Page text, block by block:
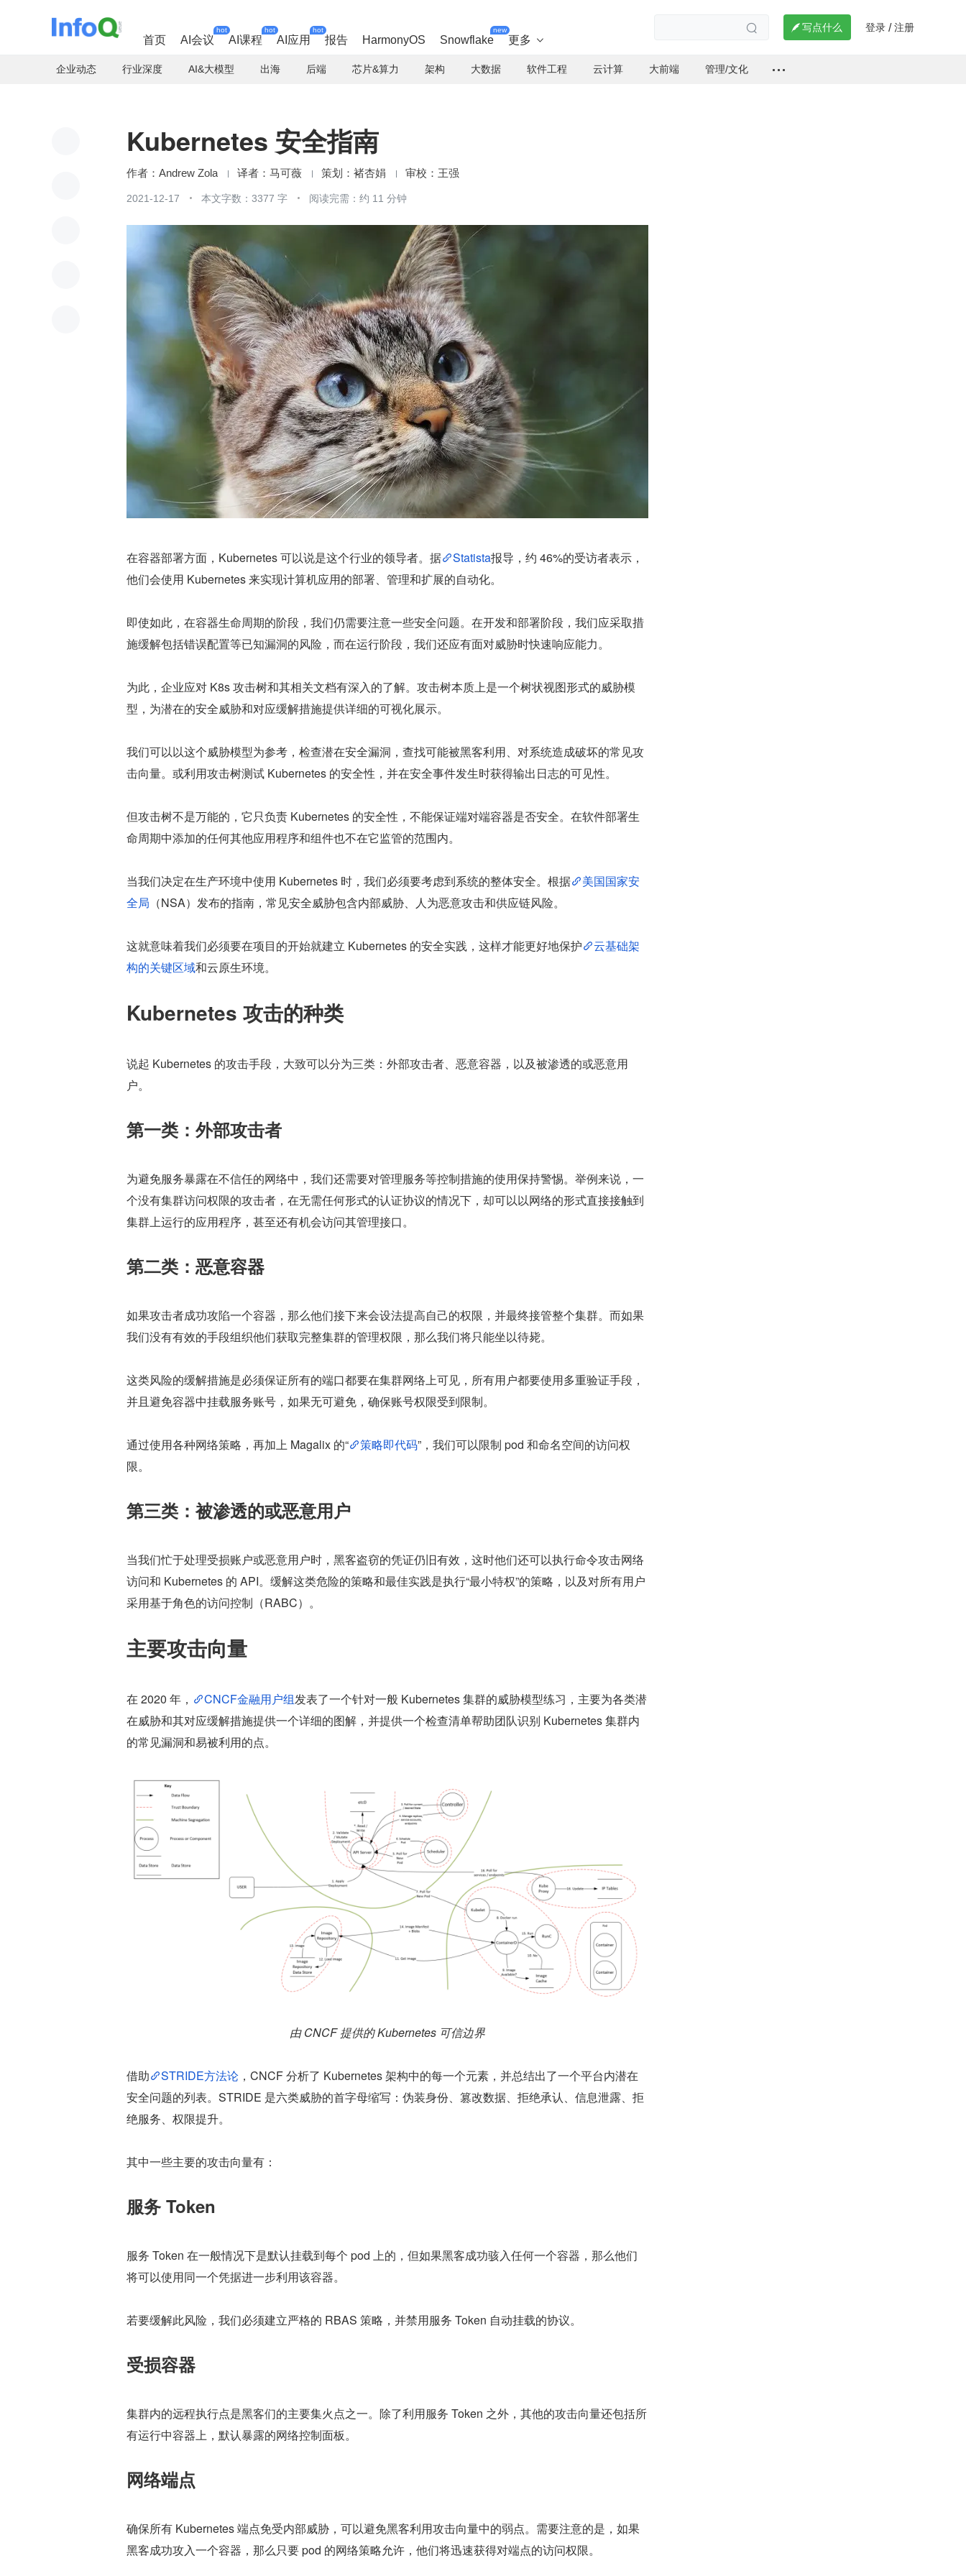
首页 AI会议
hot
AI课程
hot
AI应用
hot
报告 HarmonyOS Snowflake
new
更多 
  写点什么 登录 / 注册
企业动态 行业深度 AI&大模型 出海 后端 芯片&算力 架构 大数据 软件工程 云计算 大前端 管理/文化
Kubernetes 安全指南
Andrew Zola 马可薇 褚杏娟 王强
2021-12-17 本文字数：3377 字 阅读完需：约 11 分钟
在容器部署方面，Kubernetes 可以说是这个行业的领导者。据 Statista报导，约 46%的受访者表示，
他们会使用 Kubernetes 来实现计算机应用的部署、管理和扩展的自动化。
即使如此，在容器生命周期的阶段，我们仍需要注意一些安全问题。在开发和部署阶段，我们应采取措
施缓解包括错误配置等已知漏洞的风险，而在运行阶段，我们还应有面对威胁时快速响应能力。
为此，企业应对 K8s 攻击树和其相关文档有深入的了解。攻击树本质上是一个树状视图形式的威胁模
型，为潜在的安全威胁和对应缓解措施提供详细的可视化展示。
我们可以以这个威胁模型为参考，检查潜在安全漏洞，查找可能被黑客利用、对系统造成破坏的常见攻
击向量。或利用攻击树测试 Kubernetes 的安全性，并在安全事件发生时获得输出日志的可见性。
但攻击树不是万能的，它只负责 Kubernetes 的安全性，不能保证端对端容器是否安全。在软件部署生
命周期中添加的任何其他应用程序和组件也不在它监管的范围内。
当我们决定在生产环境中使用 Kubernetes 时，我们必须要考虑到系统的整体安全。根据
美国国家安
全局 （NSA）发布的指南，常见安全威胁包含内部威胁、人为恶意攻击和供应链风险。
这就意味着我们必须要在项目的开始就建立 Kubernetes 的安全实践，这样才能更好地保护
云基础架
构的关键区域和云原生环境。
Kubernetes 攻击的种类
说起 Kubernetes 的攻击手段，大致可以分为三类：外部攻击者、恶意容器，以及被渗透的或恶意用
户。
第一类：外部攻击者
为避免服务暴露在不信任的网络中，我们还需要对管理服务等控制措施的使用保持警惕。举例来说，一
个没有集群访问权限的攻击者，在无需任何形式的认证协议的情况下，却可以以网络的形式直接接触到
集群上运行的应用程序，甚至还有机会访问其管理接口。
第二类：恶意容器
如果攻击者成功攻陷一个容器，那么他们接下来会设法提高自己的权限，并最终接管整个集群。而如果
我们没有有效的手段组织他们获取完整集群的管理权限，那么我们将只能坐以待毙。
这类风险的缓解措施是必须保证所有的端口都要在集群网络上可见，所有用户都要使用多重验证手段，
并且避免容器中挂载服务账号，如果无可避免，确保账号权限受到限制。
通过使用各种网络策略，再加上 Magalix 的“ 策略即代码”，我们可以限制 pod 和命名空间的访问权
限。
第三类：被渗透的或恶意用户
当我们忙于处理受损账户或恶意用户时，黑客盗窃的凭证仍旧有效，这时他们还可以执行命令攻击网络
访问和 Kubernetes 的 API。缓解这类危险的策略和最佳实践是执行“最小特权”的策略，以及对所有用户
采用基于角色的访问控制（RABC）。
主要攻击向量
在 2020 年， CNCF金融用户组发表了一个针对一般 Kubernetes 集群的威胁模型练习，主要为各类潜
在威胁和其对应缓解措施提供一个详细的图解，并提供一个检查清单帮助团队识别 Kubernetes 集群内
的常见漏洞和易被利用的点。
由 CNCF 提供的 Kubernetes 可信边界
借助 STRIDE方法论 ，CNCF 分析了 Kubernetes 架构中的每一个元素，并总结出了一个平台内潜在
安全问题的列表。STRIDE 是六类威胁的首字母缩写：伪装身份、篡改数据、拒绝承认、信息泄露、拒
绝服务、权限提升。
其中一些主要的攻击向量有：
服务 Token
服务 Token 在一般情况下是默认挂载到每个 pod 上的，但如果黑客成功骇入任何一个容器，那么他们
将可以使用同一个凭据进一步利用该容器。
若要缓解此风险，我们必须建立严格的 RBAS 策略，并禁用服务 Token 自动挂载的协议。
受损容器
集群内的远程执行点是黑客们的主要集火点之一。除了利用服务 Token 之外，其他的攻击向量还包括所
有运行中容器上，默认暴露的网络控制面板。
网络端点
确保所有 Kubernetes 端点免受内部威胁，可以避免黑客利用攻击向量中的弱点。需要注意的是，如果
黑客成功攻入一个容器，那么只要 pod 的网络策略允许，他们将迅速获得对端点的访问权限。